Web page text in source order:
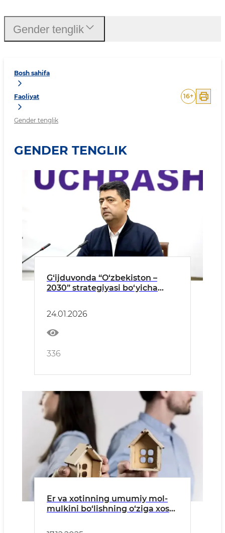
Bosh sahifa
Faoliyat
Gender tenglik
16+
GENDER TENGLIK
G‘ijduvonda “O‘zbekiston –
2030” strategiyasi bo‘yicha
24.01.2026
336
Er va xotinning umumiy mol-
mulkini bo‘lishning o‘ziga xos
Gender tenglik